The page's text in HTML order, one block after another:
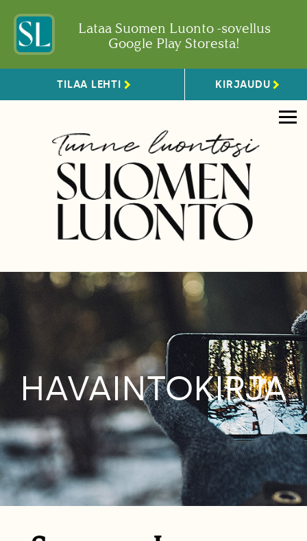
Lataa Suomen Luonto -sovellus
Google Play Storesta!
TILAA LEHTI KIRJAUDU
HAVAINTOKIRJA